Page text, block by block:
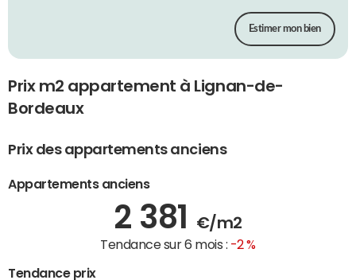
Estimer mon bien
Prix m2 appartement à Lignan-de-
Bordeaux
Prix des appartements anciens
Appartements anciens
2 381 €/m2
Tendance sur 6 mois : -2 %
Tendance prix